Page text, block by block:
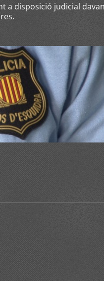
a disposició judicial